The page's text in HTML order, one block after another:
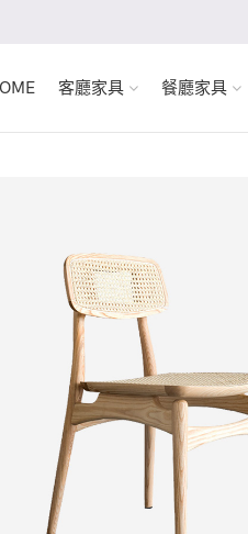
客廳家具 餐廳家具